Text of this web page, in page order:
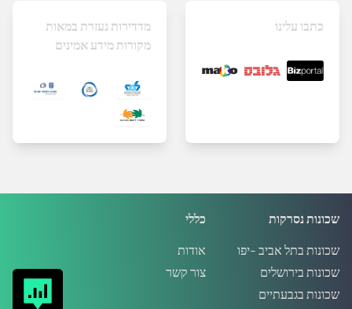
מדדירות נעזרת במאות
מקורות מידע אמינים
כתבו עלינו
כללי
אודות
צור קשר
שכונות נסרקות
שכונות בתל אביב -יפו
שכונות בירושלים
שכונות בגבעתיים